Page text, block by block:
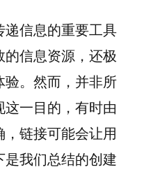
递信息的重要工具
信息资源，还极
验。然而，并非所
一目的，有时由
链接可能会让用
是我们总结的创建